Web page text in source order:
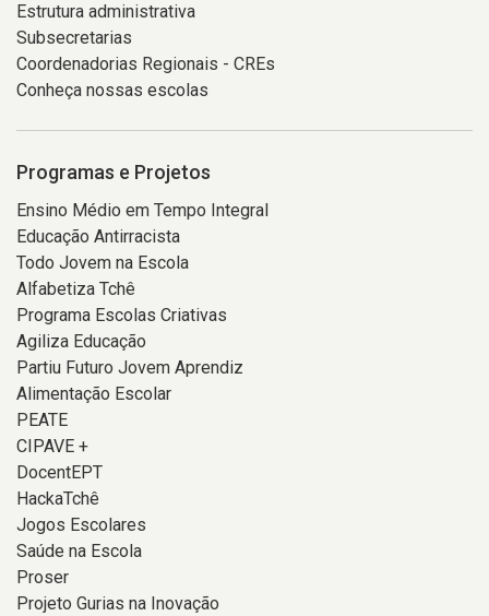
Estrutura administrativa
Subsecretarias
Coordenadorias Regionais - CREs
Conheça nossas escolas
Programas e Projetos
Ensino Médio em Tempo Integral
Educação Antirracista
Todo Jovem na Escola
Alfabetiza Tchê
Programa Escolas Criativas
Agiliza Educação
Partiu Futuro Jovem Aprendiz
Alimentação Escolar
PEATE
CIPAVE +
DocentEPT
HackaTchê
Jogos Escolares
Saúde na Escola
Proser
Projeto Gurias na Inovação